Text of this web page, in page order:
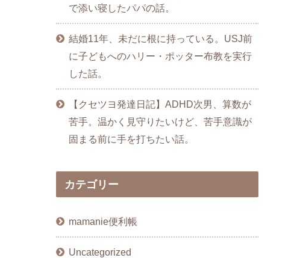
で添い寝したパパの話。
結婚11年、未だに根に持っている。USJ前
に子どもへのハリー・ポッター布教を実行
した話。
【クセツヨ発達日記】ADHD次男、算数が
苦手。温かく見守りたいけど、苦手意識が
固まる前に手を打ちたい話。
カテゴリー
mamanie便利帳
Uncategorized